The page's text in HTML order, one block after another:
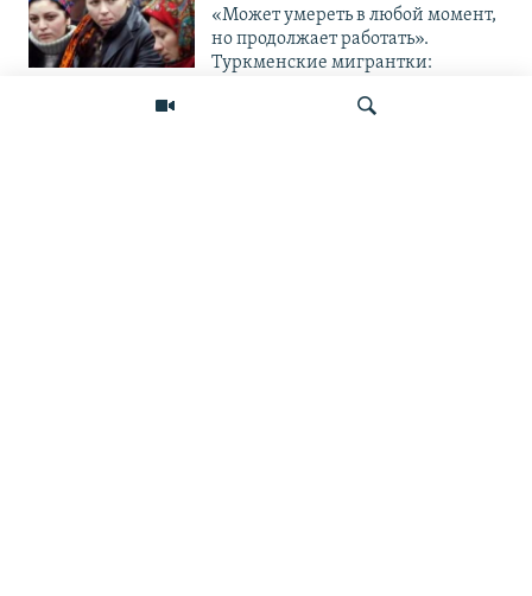
«Может умереть в любой момент,
но продолжает работать».
Туркменские мигрантки: